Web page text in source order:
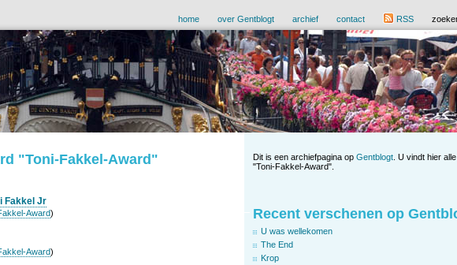
home over Gentblogt archief contact RSS
"Toni-Fakkel-Award"
Fakkel Jr
Award)
Award)
Dit is een archiefpagina op Gentblogt . U vindt hier
"Toni-Fakkel-Award".
Recent verschenen op
U was wellekomen
The End
Krop